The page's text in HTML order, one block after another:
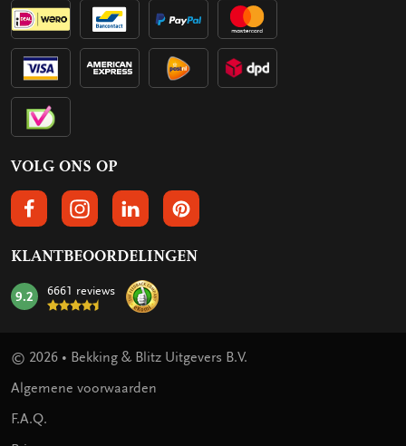
VOLG ONS OP
VOLGS ONS OP FACEBOOK
VOLG ONS OP INSTAGRAM
VOLG ONS OP LINKEDIN
VOLG ONS OP PINTEREST
KLANTBEOORDELINGEN
mark:
9.2 6661 reviews
© 2026 • Bekking & Blitz Uitgevers B.V.
Algemene voorwaarden
F.A.Q.